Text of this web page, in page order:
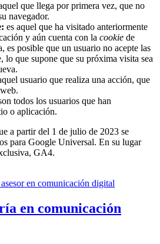
que llega por primera vez, que no
navegador.
es aquel que ha visitado anteriormente
y aún cuenta con la cookie de
es posible que un usuario no acepte las
lo que supone que su próxima visita sea
usuario que realiza una acción, que
todos los usuarios que han
o aplicación.
a partir del 1 de julio de 2023 se
para Google Universal. En su lugar
GA4.
en comunicación